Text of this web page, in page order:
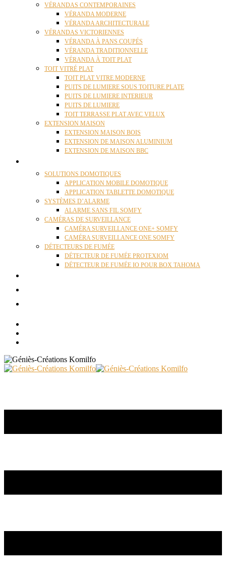
VÉRANDAS CONTEMPORAINES
VÉRANDA MODERNE
VÉRANDA ARCHITECTURALE
VÉRANDAS VICTORIENNES
VÉRANDA À PANS COUPÉS
VÉRANDA TRADITIONNELLE
VÉRANDA À TOIT PLAT
TOIT VITRÉ PLAT
TOIT PLAT VITRE MODERNE
PUITS DE LUMIERE SOUS TOITURE PLATE
PUITS DE LUMIERE INTERIEUR
PUITS DE LUMIERE
TOIT TERRASSE PLAT AVEC VELUX
EXTENSION MAISON
EXTENSION MAISON BOIS
EXTENSION DE MAISON ALUMINIUM
EXTENSION DE MAISON BBC
SOLUTIONS DOMOTIQUES
APPLICATION MOBILE DOMOTIQUE
APPLICATION TABLETTE DOMOTIQUE
SYSTÈMES D’ALARME
ALARME SANS FIL SOMFY
CAMÉRAS DE SURVEILLANCE
CAMÉRA SURVEILLANCE ONE+ SOMFY
CAMÉRA SURVEILLANCE ONE SOMFY
DÉTECTEURS DE FUMÉE
DÉTECTEUR DE FUMÉE PROTEXIOM
DÉTECTEUR DE FUMÉE IO POUR BOX TAHOMA